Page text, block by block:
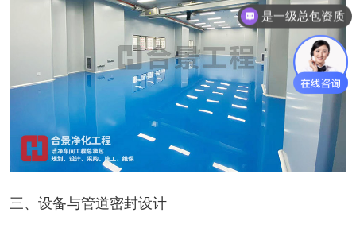
三、设备与管道密封设计
是一级总包资质